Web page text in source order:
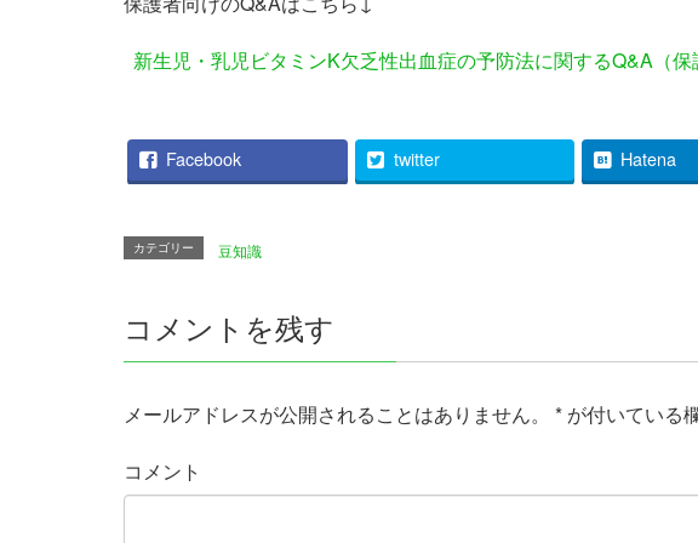
新生児・乳児ビタミンK欠乏性出血症の予防法に関するQ&A（保
Facebook twitter Hatena
カテゴリー 豆知識
コメントを残す
メールアドレスが公開されることはありません。 * が付いている
コメント